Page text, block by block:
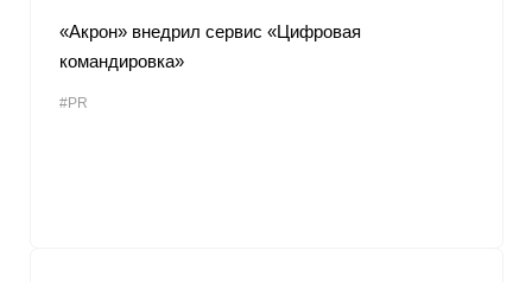
«Акрон» внедрил сервис «Цифровая
командировка»
#PR